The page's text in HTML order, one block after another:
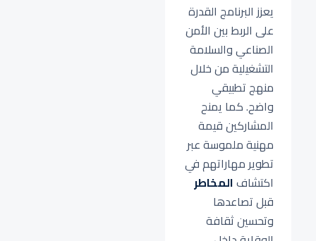
يعزز البرنامج القدرة
على الربط بين الأمن
الصناعي والسلامة
التشغيلية من خلال
منهج تطبيقي
واضح. كما يمنح
المشاركين قيمة
مهنية ملموسة عبر
تطوير مهاراتهم في
اكتشافالمخاطر
قبل تصاعدها
وتحسين ثقافة